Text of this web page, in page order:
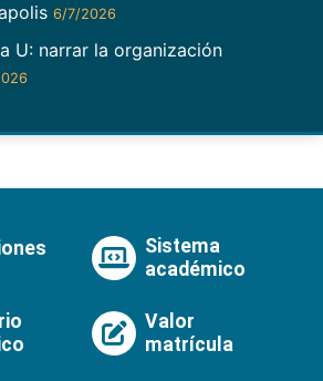
6/7/2026
U: narrar la organización
Sistema
académico
Valor
matrícula